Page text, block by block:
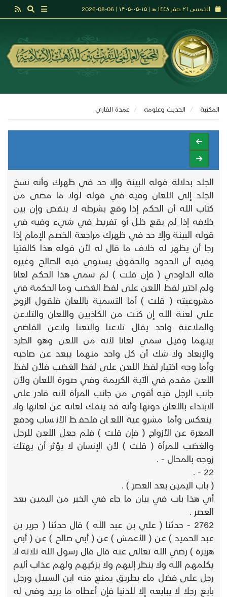
الخميس ٢١ صفر ١٤٤٨ هـ | ۱۵-۰۵-۱۴۰۵ | 06-08-2026
المكتبة الحديث وعلومه عمدة القاري
الجلد بدلالة قوله البينة وإلا حد في ظهرك وأنه نسخ
الجلد إلى اللعان وفيه في قوله لولا ما مضى من
كتاب الله أن الحكم إذا وقع بشرطه لا ينقض وإن بين
خلافه إذا لم يقع خلل أو تفريط في شيء وفيه في
قوله البينة وإلا حد في ظهرك مراجعة الخصم الإمام إذا
رجا أن يظهر له خلاف ما قال له لأن قوله هذا كالفتيا
وفيه أن الحدود والحقوق يستوي فيه الصالح وغيره
قاله الداودي ( فإن قلت ) لم سمي هذا الحكم لعانا
ولم اختير لفظ اللعن على لفظ الغضب وما الحكمة في
مشروعيته ( قلت ) أما التسمية باللعان فلقول الزوج
علي لعنة الله إن كنت من الكاذبين واللعان والتلاعن
والملاعنة واحد يقال تلاعنا والتعنا ولاعن القاضي
بينهما وقيل سمي لعانا لأنه من اللعن وهو الطرد
والإبعاد ولا شك أن كل واحد منهما يبعد عن صاحبه
وأما وجه اختيار لفظ اللعن على لفظ الغضب فلأن لفظ
اللعن مقدم في الآية الكريمة وفي صورة اللعان ولأن
جانب الرجل فيه أقوى من جانب المرأة لأنه قادر على
الابتداء باللعان دونها وأنه قد ينفك لعانه عن لعانها ولا
ينعكس وأما مشروعية اللعان فلحفظ الأنساب ودفع
المعرة عن الأزواج ( فإن قلت ) فلم جعل اللعن للرجل
والغضب للمرأة ( قلت ) لأن الإنسان لا يؤثر أن يهتك
زوجه بالمحال - .
22 - .
( باب اليمين بعد العصر ) .
أي هذا باب في بيان ما جاء في الخبر من اليمين بعد
العصر .
2762 - حدثنا ( علي بن عبد الله ) قال حدثنا ( جرير بن
عبد الحميد ) عن ( الأعمش ) عن ( أبي صالح ) عن ( أبي
هريرة ) رضي الله تعالى عنه قال قال رسول الله ثلاثة لا
يكلمهم الله ولا ينظر إليهم ولا يزكيهم ولهم عذاب أليم
رجل على فضل ماء بطريق يمنع منه ابن السبيل ورجل
بايع رجلا لا يبايعه إلا للدنيا فإن أعطاه ما يريد وفى له